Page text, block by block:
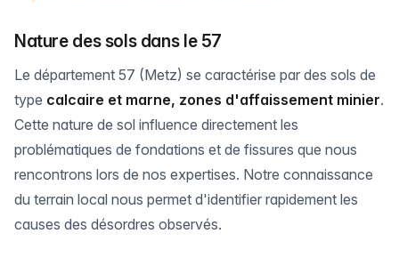
Nature des sols dans le 57
Le département 57 (Metz) se caractérise par des sols de
type calcaire et marne, zones d'affaissement minier.
Cette nature de sol influence directement les
problématiques de fondations et de fissures que nous
rencontrons lors de nos expertises. Notre connaissance
du terrain local nous permet d'identifier rapidement les
causes des désordres observés.